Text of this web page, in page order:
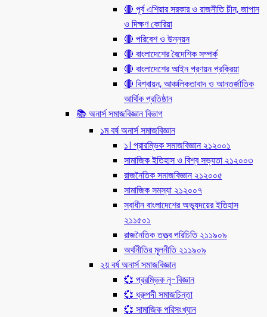
🔴 পূর্ব এশিয়ার সরকার ও রাজনীতি চীন, জাপান
ও দিক্ষণ কোরিয়া
🔴 পরিবেশ ও উন্নয়ন
🔴 বাংলাদেশের বৈদেশিক সম্পর্ক
🔴 বাংলাদেশের আইন প্রণয়ন প্রক্রিয়া
🔴 বিশ্বায়ন, আঞ্চলিকতাবাদ ও আন্তর্জাতিক
আর্থিক প্রতিষ্ঠান
📚 অনার্স সমাজবিজ্ঞান বিভাগ
১ম বর্ষ অনার্স সমাজবিজ্ঞান
১। প্রারম্ভিক সমাজবিজ্ঞান ২১২০০১
সামাজিক ইতিহাস ও বিশ্ব সভ্যতা ২১২০০৩
রাজনৈতিক সমাজবিজ্ঞান ২১২০০৫
সামাজিক সমস্যা ২১২০০৭
স্বাধীন বাংলাদেশের অভ্যুদয়ের ইতিহাস
২১১৫০১
রাজনৈতিক তত্ত্ব পরিচিতি ২১১৯০৯
অর্থনীতির মূলনীতি ২১১৯০৯
২য় বর্ষ অনার্স সমাজবিজ্ঞান
💞 প্ররম্ভিক নৃ-বিজ্ঞান
💞 ধ্রুপদী সমাজচিন্তা
💞 সামাজিক পরিসংখ্যান